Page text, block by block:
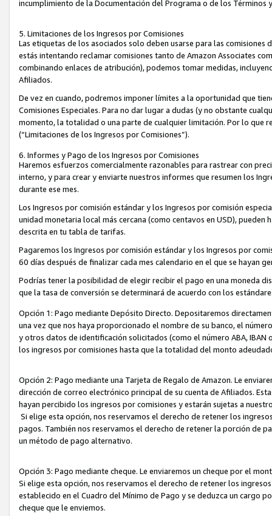
incumplimiento de la Documentación del Programa o de los Términos
5. Limitaciones de los Ingresos por Comisiones
Las etiquetas de los asociados solo deben usarse para las
estás intentando reclamar comisiones tanto de Amazon Associates
combinando enlaces de atribución), podemos tomar medidas,
Afiliados.
De vez en cuando, podremos imponer límites a la oportunidad que
Comisiones Especiales. Para no dar lugar a dudas (y no obstante
momento, la totalidad o una parte de cualquier limitación. Por lo que
(“Limitaciones de los Ingresos por Comisiones”).
6. Informes y Pago de los Ingresos por Comisiones
Haremos esfuerzos comercialmente razonables para rastrear con
interno, y para crear y enviarte nuestros informes que resumen los
durante ese mes.
Los Ingresos por comisión estándar y los Ingresos por comisión
unidad monetaria local más cercana (como centavos en USD),
descrita en tu tabla de tarifas.
Pagaremos los Ingresos por comisión estándar y los Ingresos por
60 días después de finalizar cada mes calendario en el que se hayan
Podrías tener la posibilidad de elegir recibir el pago en una moneda
que la tasa de conversión se determinará de acuerdo con los
Opción 1: Pago mediante Depósito Directo. Depositaremos
una vez que nos haya proporcionado el nombre de su banco, el
y otros datos de identificación solicitados (como el número ABA,
los ingresos por comisiones hasta que la totalidad del monto
Opción 2: Pago mediante una Tarjeta de Regalo de Amazon. Le
dirección de correo electrónico principal de su cuenta de Afiliados.
hayan percibido los ingresos por comisiones y estarán sujetas a
Si elige esta opción, nos reservamos el derecho de retener los
pagos. También nos reservamos el derecho de retener la porción de
un método de pago alternativo.
Opción 3: Pago mediante cheque. Le enviaremos un cheque por el
Si elige esta opción, nos reservamos el derecho de retener los
establecido en el Cuadro del Mínimo de Pago y se deduzca un cargo
cheque que le enviemos.